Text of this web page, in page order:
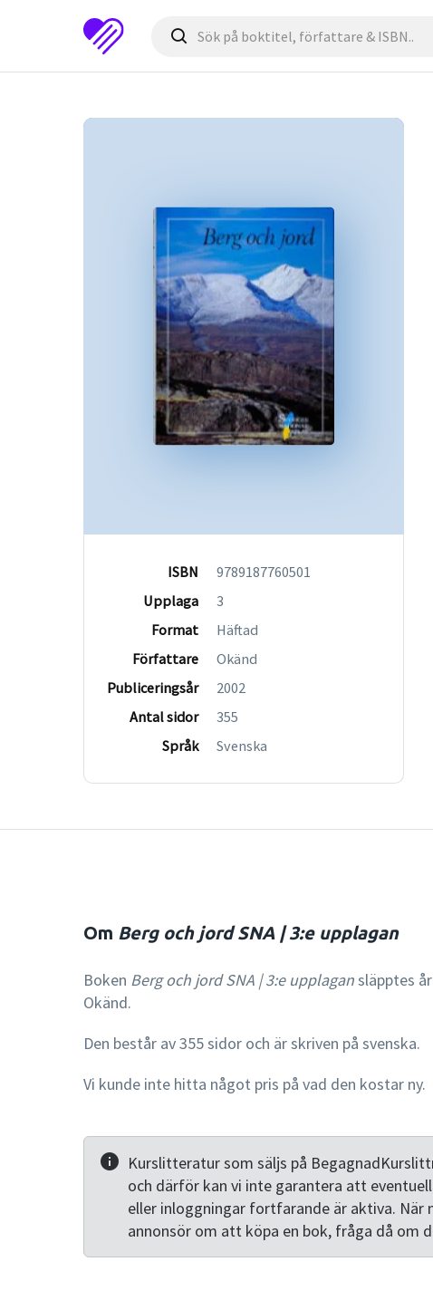
ISBN
9789187760501
Upplaga
3
Format
Häftad
Författare
Okänd
Publiceringsår
2002
Antal sidor
355
Språk
Svenska
Om Berg och jord SNA | 3:e upplagan
Boken Berg och jord SNA | 3:e upplagansläpptes
Okänd.
Den består av 355 sidor och är skriven på svenska.
Vi kunde inte hitta något pris på vad den kostar ny.
Kurslitteratur som säljs på
och därför kan vi inte garantera att
eller inloggningar fortfarande är aktiva. När
annonsör om att köpa en bok, fråga då om